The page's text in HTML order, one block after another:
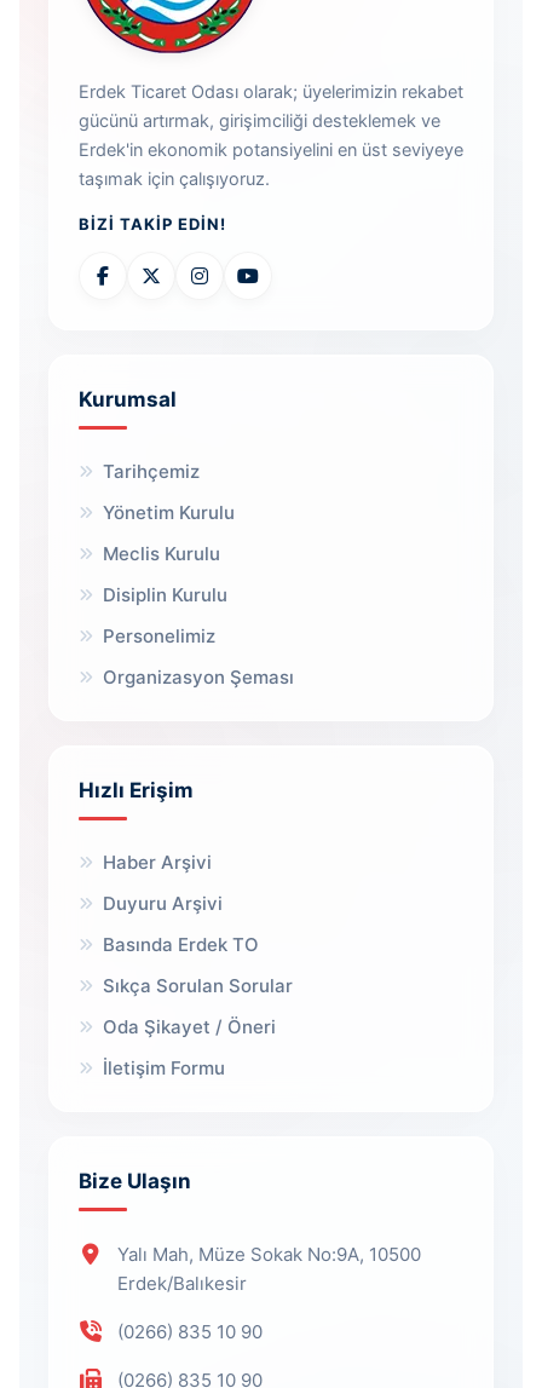
Erdek Ticaret Odası olarak; üyelerimizin rekabet
gücünü artırmak, girişimciliği desteklemek ve
Erdek'in ekonomik potansiyelini en üst seviyeye
taşımak için çalışıyoruz.
BIZI TAKIP EDIN!
Kurumsal
Tarihçemiz
Yönetim Kurulu
Meclis Kurulu
Disiplin Kurulu
Personelimiz
Organizasyon Şeması
Hızlı Erişim
Haber Arşivi
Duyuru Arşivi
Basında Erdek TO
Sıkça Sorulan Sorular
Oda Şikayet / Öneri
İletişim Formu
Bize Ulaşın
Yalı Mah, Müze Sokak No:9A, 10500
Erdek/Balıkesir
(0266) 835 10 90
(0266) 835 10 90